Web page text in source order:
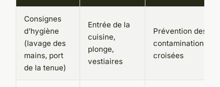
Consignes
d’hygiène
(lavage des
mains, port
de la tenue)
Entrée de la
cuisine,
plonge,
vestiaires
Prévention des
contaminations
croisées